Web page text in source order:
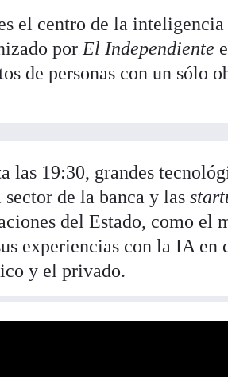
el centro de la
porEl Independiente
de personas con un sólo
las 19:30, grandes
de la banca y las
del Estado, como el
experiencias con la IA en
y el privado.